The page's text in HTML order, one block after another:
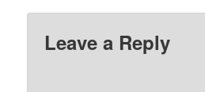
Leave a Reply